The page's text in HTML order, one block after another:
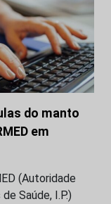
do manto
em
(Autoridade
Saúde, I.P.)